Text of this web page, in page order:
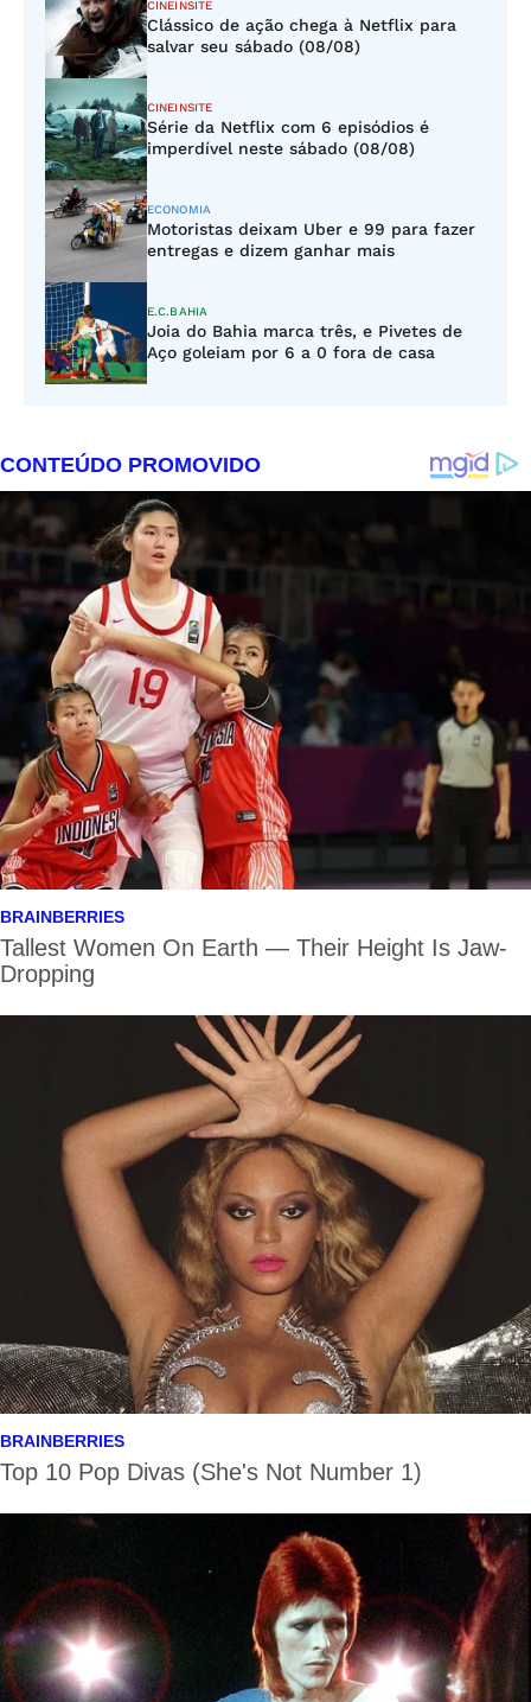
CINEINSITE
Clássico de ação chega à Netflix para
salvar seu sábado (08/08)
CINEINSITE
Série da Netflix com 6 episódios é
imperdível neste sábado (08/08)
ECONOMIA
Motoristas deixam Uber e 99 para fazer
entregas e dizem ganhar mais
E.C.BAHIA
Joia do Bahia marca três, e Pivetes de
Aço goleiam por 6 a 0 fora de casa